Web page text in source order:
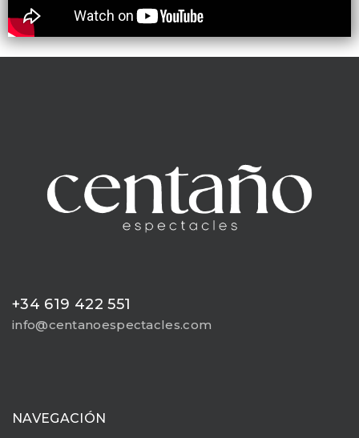
+34 619 422 551
info@centanoespectacles.com
NAVEGACIÓN